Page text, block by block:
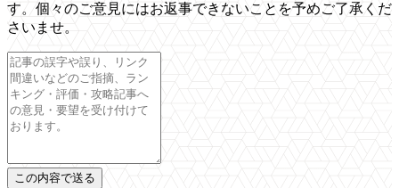
す。個々のご意見にはお返事できないことを予めご了承くだ
さいませ。